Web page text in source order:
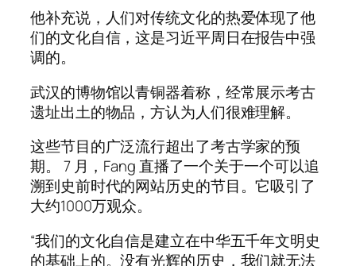
他补充说，人们对传统文化的热爱体现了他
们的文化自信，这是习近平周日在报告中强
调的。
武汉的博物馆以青铜器着称，经常展示考古
遗址出土的物品，方认为人们很难理解。
这些节目的广泛流行超出了考古学家的预
期。 7 月，Fang 直播了一个关于一个可以追
溯到史前时代的网站历史的节目。它吸引了
大约1000万观众。
“我们的文化自信是建立在中华五千年文明史
的基础上的。没有光辉的历史，我们就无法